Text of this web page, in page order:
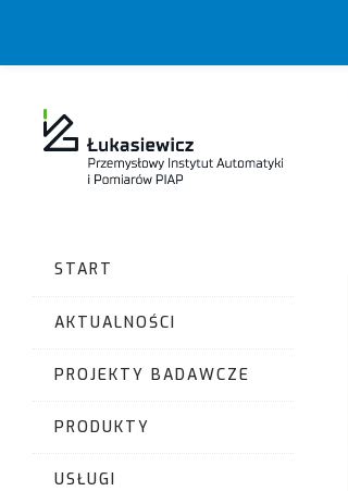
START
AKTUALNOŚCI
PROJEKTY BADAWCZE
PRODUKTY
USŁUGI